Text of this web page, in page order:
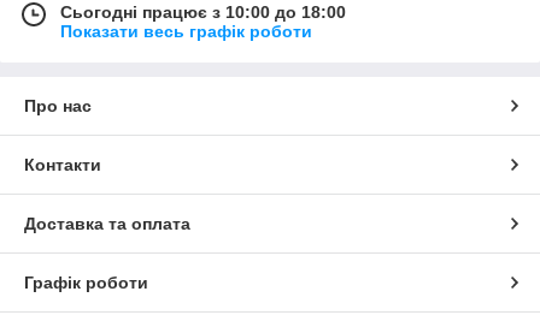
Сьогодні працює з 10:00 до 18:00
Показати весь графік роботи
Про нас
Контакти
Доставка та оплата
Графік роботи